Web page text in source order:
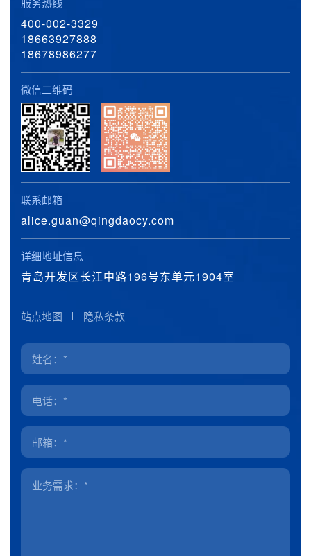
400-002-3329
18663927888
18678986277
微信二维码
联系邮箱
alice.guan@qingdaocy.com
详细地址信息
青岛开发区长江中路196号东单元1904室
站点地图 隐私条款